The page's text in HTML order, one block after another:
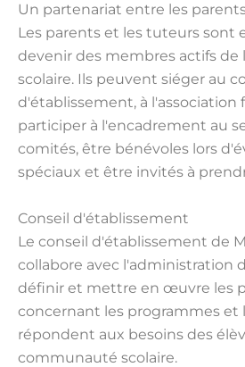
Un partenariat entre les
Les parents et les tuteurs sont
devenir des membres actifs
scolaire. Ils peuvent siéger au
d'établissement, à l'association
participer à l'encadrement au
comités, être bénévoles lors
spéciaux et être invités à
Conseil d'établissement
Le conseil d'établissement de
collabore avec l'administration
définir et mettre en œuvre les
concernant les programmes et
répondent aux besoins des
communauté scolaire.